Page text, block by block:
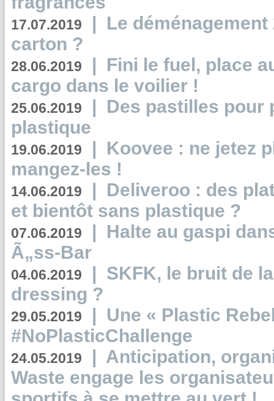
17.07.2019 | Le
carton ?
28.06.2019 | Fini le fuel, place
cargo dans le voilier !
25.06.2019 | Des pastilles pour
plastique
19.06.2019 | Koovee : ne jetez
mangez-les !
14.06.2019 | Deliveroo : des
et bientôt sans plastique ?
07.06.2019 | Halte au gaspi
Ã„ss-Bar
04.06.2019 | SKFK, le bruit de
dressing ?
29.05.2019 | Une « Plastic
#NoPlasticChallenge
24.05.2019 | Anticipation,
Waste engage les